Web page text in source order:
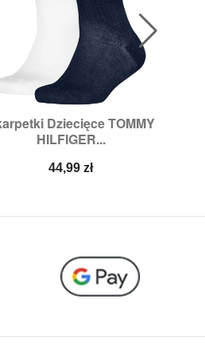
Dziecięce TOMMY
HILFIGER...
Cena
44,99 zł
Szybki podgląd
Rozmiary:27/30,31/34